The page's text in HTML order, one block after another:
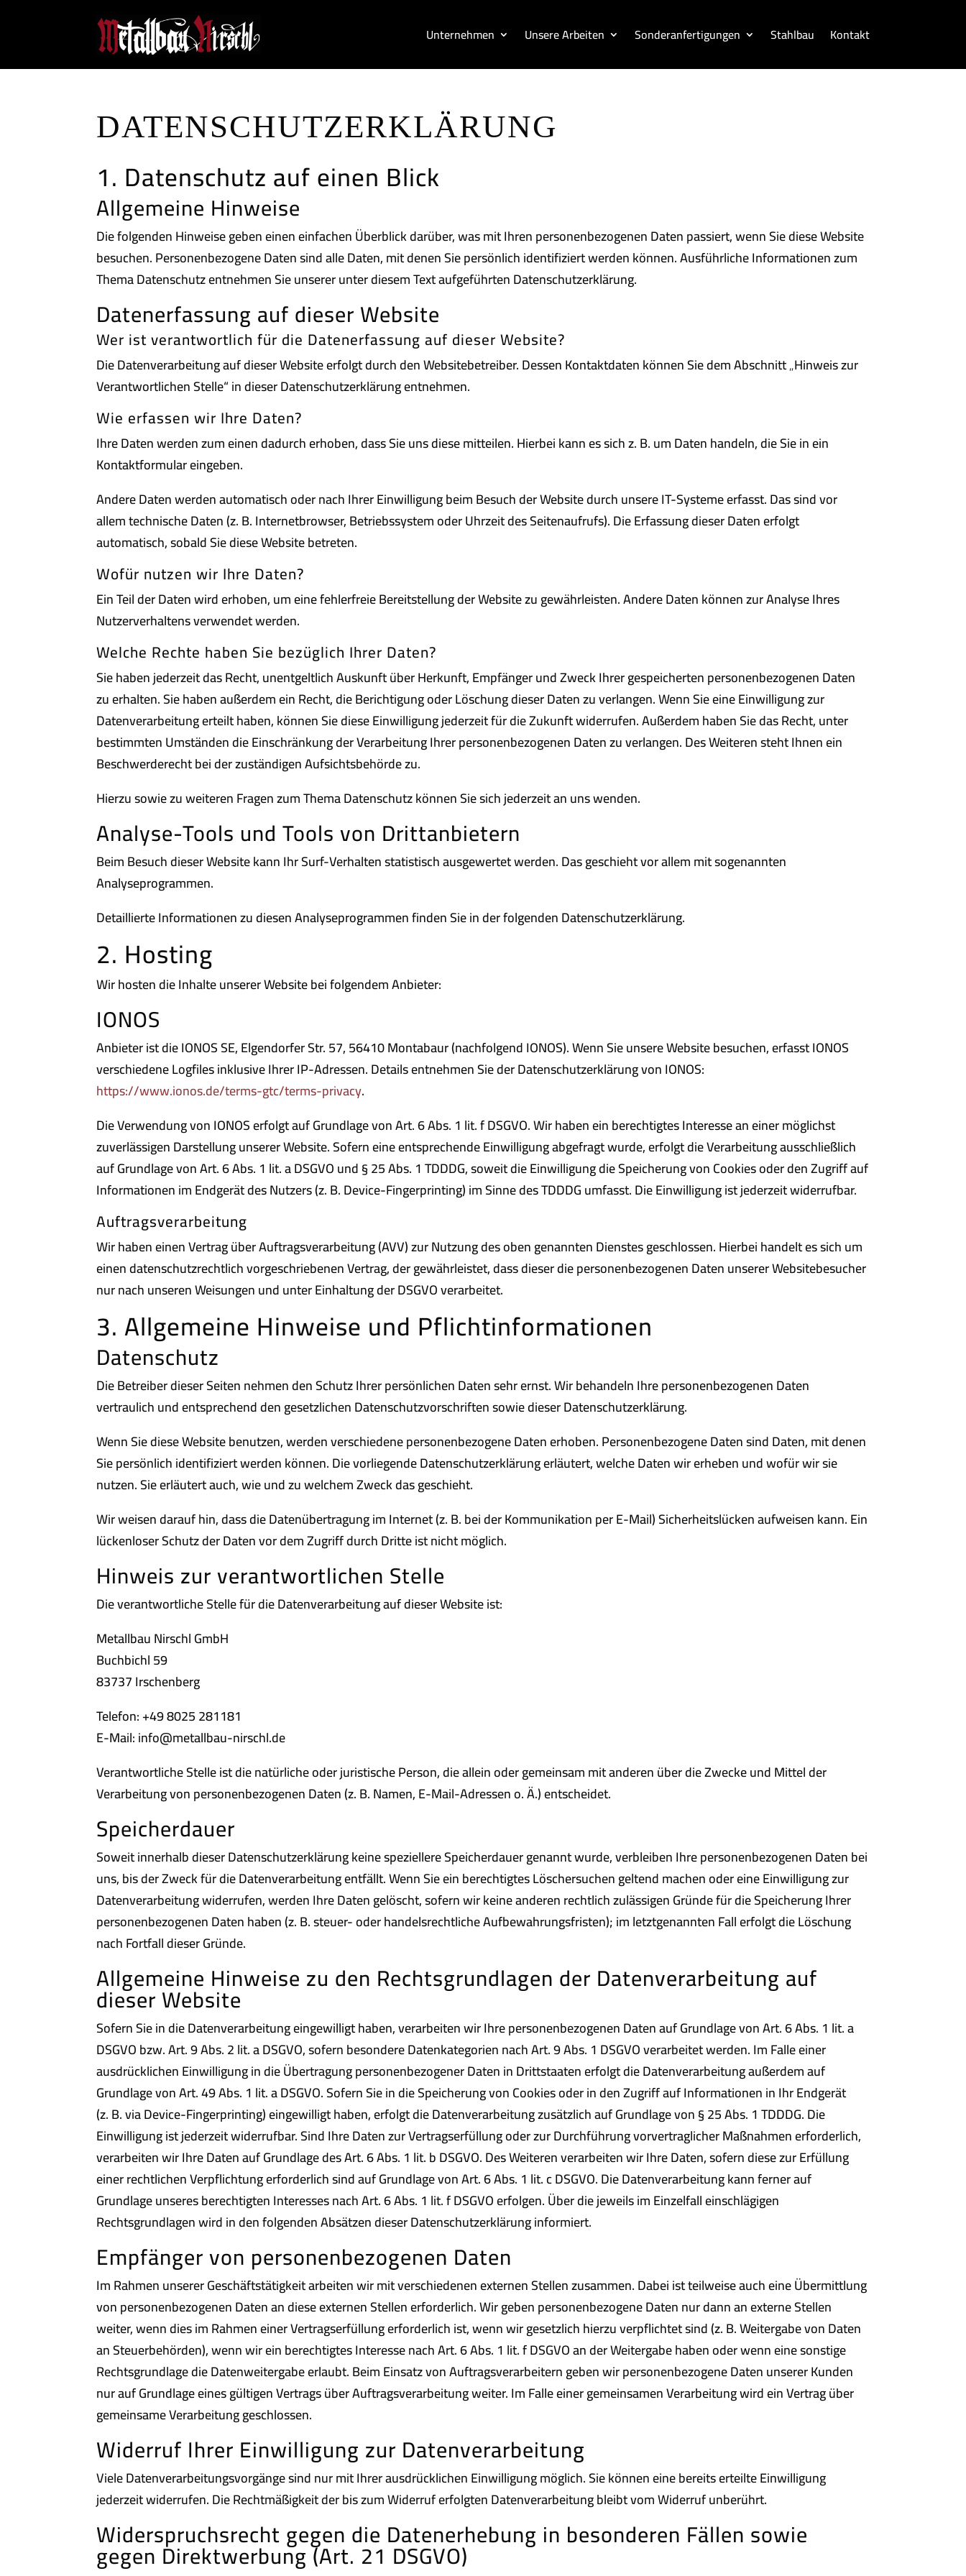
Unternehmen Unsere Arbeiten Sonderanfertigungen Stahlbau Kontakt
DATENSCHUTZERKLÄRUNG
1. Datenschutz auf einen Blick
Allgemeine Hinweise
Die folgenden Hinweise geben einen einfachen Überblick darüber, was mit Ihren personenbezogenen Daten passiert, wenn Sie diese Website
besuchen. Personenbezogene Daten sind alle Daten, mit denen Sie persönlich identifiziert werden können. Ausführliche Informationen zum
Thema Datenschutz entnehmen Sie unserer unter diesem Text aufgeführten Datenschutzerklärung.
Datenerfassung auf dieser Website
Wer ist verantwortlich für die Datenerfassung auf dieser Website?
Die Datenverarbeitung auf dieser Website erfolgt durch den Websitebetreiber. Dessen Kontaktdaten können Sie dem Abschnitt „Hinweis zur
Verantwortlichen Stelle“ in dieser Datenschutzerklärung entnehmen.
Wie erfassen wir Ihre Daten?
Ihre Daten werden zum einen dadurch erhoben, dass Sie uns diese mitteilen. Hierbei kann es sich z. B. um Daten handeln, die Sie in ein
Kontaktformular eingeben.
Andere Daten werden automatisch oder nach Ihrer Einwilligung beim Besuch der Website durch unsere IT-Systeme erfasst. Das sind vor
allem technische Daten (z. B. Internetbrowser, Betriebssystem oder Uhrzeit des Seitenaufrufs). Die Erfassung dieser Daten erfolgt
automatisch, sobald Sie diese Website betreten.
Wofür nutzen wir Ihre Daten?
Ein Teil der Daten wird erhoben, um eine fehlerfreie Bereitstellung der Website zu gewährleisten. Andere Daten können zur Analyse Ihres
Nutzerverhaltens verwendet werden.
Welche Rechte haben Sie bezüglich Ihrer Daten?
Sie haben jederzeit das Recht, unentgeltlich Auskunft über Herkunft, Empfänger und Zweck Ihrer gespeicherten personenbezogenen Daten
zu erhalten. Sie haben außerdem ein Recht, die Berichtigung oder Löschung dieser Daten zu verlangen. Wenn Sie eine Einwilligung zur
Datenverarbeitung erteilt haben, können Sie diese Einwilligung jederzeit für die Zukunft widerrufen. Außerdem haben Sie das Recht, unter
bestimmten Umständen die Einschränkung der Verarbeitung Ihrer personenbezogenen Daten zu verlangen. Des Weiteren steht Ihnen ein
Beschwerderecht bei der zuständigen Aufsichtsbehörde zu.
Hierzu sowie zu weiteren Fragen zum Thema Datenschutz können Sie sich jederzeit an uns wenden.
Analyse-Tools und Tools von Dritt­anbietern
Beim Besuch dieser Website kann Ihr Surf-Verhalten statistisch ausgewertet werden. Das geschieht vor allem mit sogenannten
Analyseprogrammen.
Detaillierte Informationen zu diesen Analyseprogrammen finden Sie in der folgenden Datenschutzerklärung.
2. Hosting
Wir hosten die Inhalte unserer Website bei folgendem Anbieter:
IONOS
Anbieter ist die IONOS SE, Elgendorfer Str. 57, 56410 Montabaur (nachfolgend IONOS). Wenn Sie unsere Website besuchen, erfasst IONOS
verschiedene Logfiles inklusive Ihrer IP-Adressen. Details entnehmen Sie der Datenschutzerklärung von IONOS:
https://www.ionos.de/terms-gtc/terms-privacy.
Die Verwendung von IONOS erfolgt auf Grundlage von Art. 6 Abs. 1 lit. f DSGVO. Wir haben ein berechtigtes Interesse an einer möglichst
zuverlässigen Darstellung unserer Website. Sofern eine entsprechende Einwilligung abgefragt wurde, erfolgt die Verarbeitung ausschließlich
auf Grundlage von Art. 6 Abs. 1 lit. a DSGVO und § 25 Abs. 1 TDDDG, soweit die Einwilligung die Speicherung von Cookies oder den Zugriff auf
Informationen im Endgerät des Nutzers (z. B. Device-Fingerprinting) im Sinne des TDDDG umfasst. Die Einwilligung ist jederzeit widerrufbar.
Auftragsverarbeitung
Wir haben einen Vertrag über Auftragsverarbeitung (AVV) zur Nutzung des oben genannten Dienstes geschlossen. Hierbei handelt es sich um
einen datenschutzrechtlich vorgeschriebenen Vertrag, der gewährleistet, dass dieser die personenbezogenen Daten unserer Websitebesucher
nur nach unseren Weisungen und unter Einhaltung der DSGVO verarbeitet.
3. Allgemeine Hinweise und Pflicht­informationen
Datenschutz
Die Betreiber dieser Seiten nehmen den Schutz Ihrer persönlichen Daten sehr ernst. Wir behandeln Ihre personenbezogenen Daten
vertraulich und entsprechend den gesetzlichen Datenschutzvorschriften sowie dieser Datenschutzerklärung.
Wenn Sie diese Website benutzen, werden verschiedene personenbezogene Daten erhoben. Personenbezogene Daten sind Daten, mit denen
Sie persönlich identifiziert werden können. Die vorliegende Datenschutzerklärung erläutert, welche Daten wir erheben und wofür wir sie
nutzen. Sie erläutert auch, wie und zu welchem Zweck das geschieht.
Wir weisen darauf hin, dass die Datenübertragung im Internet (z. B. bei der Kommunikation per E-Mail) Sicherheitslücken aufweisen kann. Ein
lückenloser Schutz der Daten vor dem Zugriff durch Dritte ist nicht möglich.
Hinweis zur verantwortlichen Stelle
Die verantwortliche Stelle für die Datenverarbeitung auf dieser Website ist:
Metallbau Nirschl GmbH
Buchbichl 59
83737 Irschenberg
Telefon: +49 8025 281181
E-Mail: info@metallbau-nirschl.de
Verantwortliche Stelle ist die natürliche oder juristische Person, die allein oder gemeinsam mit anderen über die Zwecke und Mittel der
Verarbeitung von personenbezogenen Daten (z. B. Namen, E-Mail-Adressen o. Ä.) entscheidet.
Speicherdauer
Soweit innerhalb dieser Datenschutzerklärung keine speziellere Speicherdauer genannt wurde, verbleiben Ihre personenbezogenen Daten bei
uns, bis der Zweck für die Datenverarbeitung entfällt. Wenn Sie ein berechtigtes Löschersuchen geltend machen oder eine Einwilligung zur
Datenverarbeitung widerrufen, werden Ihre Daten gelöscht, sofern wir keine anderen rechtlich zulässigen Gründe für die Speicherung Ihrer
personenbezogenen Daten haben (z. B. steuer- oder handelsrechtliche Aufbewahrungsfristen); im letztgenannten Fall erfolgt die Löschung
nach Fortfall dieser Gründe.
Allgemeine Hinweise zu den Rechtsgrundlagen der Datenverarbeitung auf
dieser Website
Sofern Sie in die Datenverarbeitung eingewilligt haben, verarbeiten wir Ihre personenbezogenen Daten auf Grundlage von Art. 6 Abs. 1 lit. a
DSGVO bzw. Art. 9 Abs. 2 lit. a DSGVO, sofern besondere Datenkategorien nach Art. 9 Abs. 1 DSGVO verarbeitet werden. Im Falle einer
ausdrücklichen Einwilligung in die Übertragung personenbezogener Daten in Drittstaaten erfolgt die Datenverarbeitung außerdem auf
Grundlage von Art. 49 Abs. 1 lit. a DSGVO. Sofern Sie in die Speicherung von Cookies oder in den Zugriff auf Informationen in Ihr Endgerät
(z. B. via Device-Fingerprinting) eingewilligt haben, erfolgt die Datenverarbeitung zusätzlich auf Grundlage von § 25 Abs. 1 TDDDG. Die
Einwilligung ist jederzeit widerrufbar. Sind Ihre Daten zur Vertragserfüllung oder zur Durchführung vorvertraglicher Maßnahmen erforderlich,
verarbeiten wir Ihre Daten auf Grundlage des Art. 6 Abs. 1 lit. b DSGVO. Des Weiteren verarbeiten wir Ihre Daten, sofern diese zur Erfüllung
einer rechtlichen Verpflichtung erforderlich sind auf Grundlage von Art. 6 Abs. 1 lit. c DSGVO. Die Datenverarbeitung kann ferner auf
Grundlage unseres berechtigten Interesses nach Art. 6 Abs. 1 lit. f DSGVO erfolgen. Über die jeweils im Einzelfall einschlägigen
Rechtsgrundlagen wird in den folgenden Absätzen dieser Datenschutzerklärung informiert.
Empfänger von personenbezogenen Daten
Im Rahmen unserer Geschäftstätigkeit arbeiten wir mit verschiedenen externen Stellen zusammen. Dabei ist teilweise auch eine Übermittlung
von personenbezogenen Daten an diese externen Stellen erforderlich. Wir geben personenbezogene Daten nur dann an externe Stellen
weiter, wenn dies im Rahmen einer Vertragserfüllung erforderlich ist, wenn wir gesetzlich hierzu verpflichtet sind (z. B. Weitergabe von Daten
an Steuerbehörden), wenn wir ein berechtigtes Interesse nach Art. 6 Abs. 1 lit. f DSGVO an der Weitergabe haben oder wenn eine sonstige
Rechtsgrundlage die Datenweitergabe erlaubt. Beim Einsatz von Auftragsverarbeitern geben wir personenbezogene Daten unserer Kunden
nur auf Grundlage eines gültigen Vertrags über Auftragsverarbeitung weiter. Im Falle einer gemeinsamen Verarbeitung wird ein Vertrag über
gemeinsame Verarbeitung geschlossen.
Widerruf Ihrer Einwilligung zur Datenverarbeitung
Viele Datenverarbeitungsvorgänge sind nur mit Ihrer ausdrücklichen Einwilligung möglich. Sie können eine bereits erteilte Einwilligung
jederzeit widerrufen. Die Rechtmäßigkeit der bis zum Widerruf erfolgten Datenverarbeitung bleibt vom Widerruf unberührt.
Widerspruchsrecht gegen die Datenerhebung in besonderen Fällen sowie
gegen Direktwerbung (Art. 21 DSGVO)